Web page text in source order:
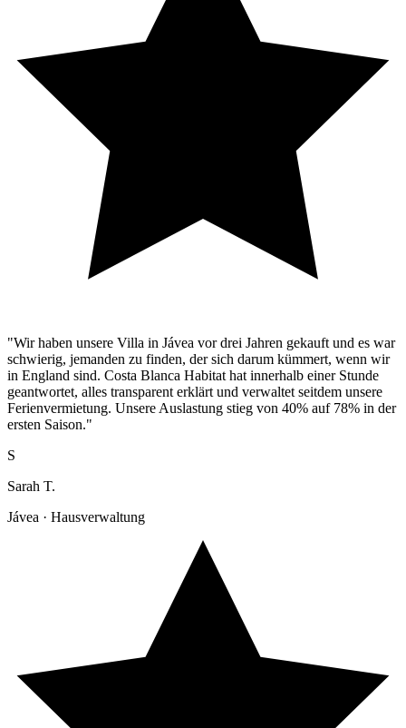
"Wir haben unsere Villa in Jávea vor drei Jahren gekauft und es war
schwierig, jemanden zu finden, der sich darum kümmert, wenn wir
in England sind. Costa Blanca Habitat hat innerhalb einer Stunde
geantwortet, alles transparent erklärt und verwaltet seitdem unsere
Ferienvermietung. Unsere Auslastung stieg von 40% auf 78% in der
ersten Saison."
S
Sarah T.
Jávea · Hausverwaltung